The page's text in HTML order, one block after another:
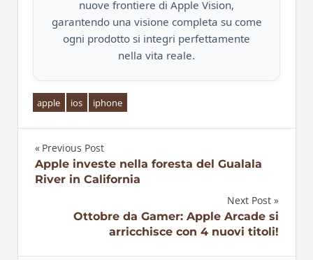
nuove frontiere di Apple Vision,
garantendo una visione completa su come
ogni prodotto si integri perfettamente
nella vita reale.
apple ios iphone
Navigazione
Previous Post
Apple investe nella foresta del Gualala
River in California
Next Post
Ottobre da Gamer: Apple Arcade si
arricchisce con 4 nuovi titoli!